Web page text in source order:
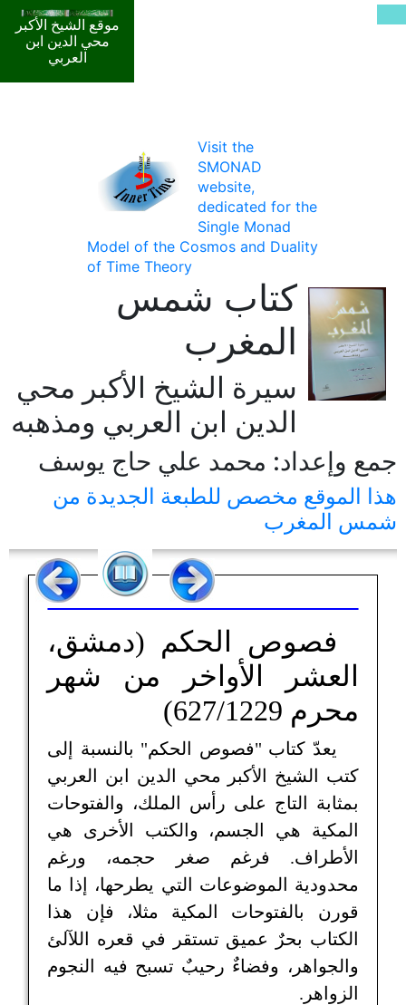
موقع الشيخ الأكبر
محي الدين ابن
العربي
Visit the
SMONAD
website,
dedicated for the
Single Monad
Model of the Cosmos and Duality
of Time Theory
كتاب شمس
المغرب
سيرة الشيخ الأكبر محي
الدين ابن العربي ومذهبه
جمع وإعداد: محمد علي حاج يوسف
هذا الموقع مخصص للطبعة الجديدة من
شمس المغرب
فصوص الحكم (دمشق،
العشر الأواخر من شهر
محرم 627/1229)
يعدّ كتاب "فصوص الحكم" بالنسبة إلى
كتب الشيخ الأكبر محي الدين ابن العربي
بمثابة التاج على رأس الملك، والفتوحات
المكية هي الجسم، والكتب الأخرى هي
الأطراف. فرغم صغر حجمه، ورغم
محدودية الموضوعات التي يطرحها، إذا ما
قورن بالفتوحات المكية مثلا، فإن هذا
الكتاب بحرٌ عميق تستقر في قعره اللآلئ
والجواهر، وفضاءٌ رحيبٌ تسبح فيه النجوم
الزواهر.